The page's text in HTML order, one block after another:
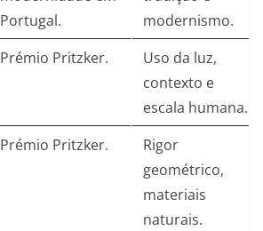
Portugal.​
modernismo.​
Prémio Pritzker.​
Uso da luz,
contexto e
escala humana.​
Prémio Pritzker.​
Rigor
geométrico,
materiais
naturais.​